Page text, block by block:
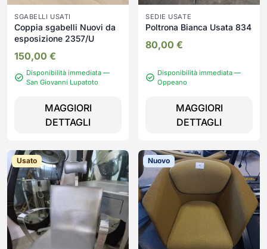
SGABELLI USATI
Coppia sgabelli Nuovi da
esposizione 2357/U
150,00 €
Disponibilità immediata —
San Giovanni Lupatoto
MAGGIORI
DETTAGLI
SEDIE USATE
Poltrona Bianca Usata 834
80,00 €
Disponibilità immediata —
Oppeano
MAGGIORI
DETTAGLI
Usato Nuovo